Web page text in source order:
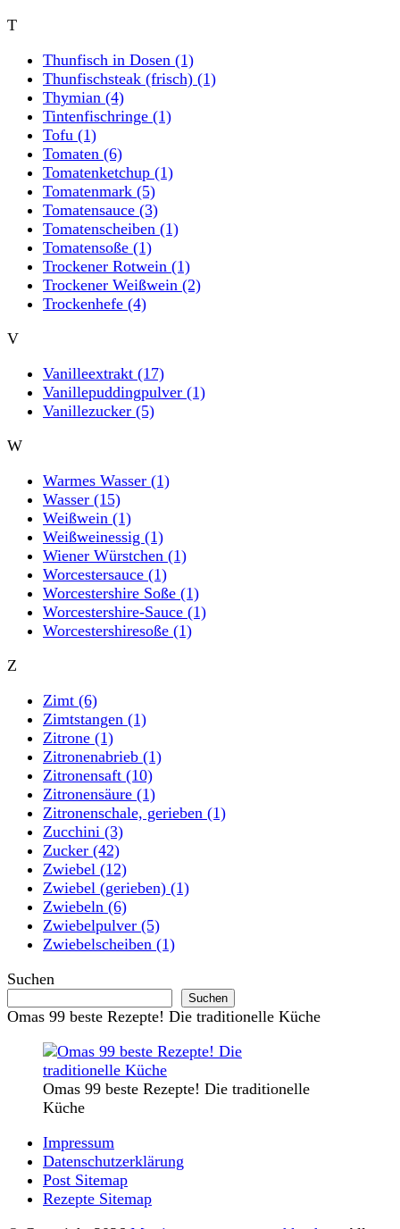
T
Thunfisch in Dosen (1)
Thunfischsteak (frisch) (1)
Thymian (4)
Tintenfischringe (1)
Tofu (1)
Tomaten (6)
Tomatenketchup (1)
Tomatenmark (5)
Tomatensauce (3)
Tomatenscheiben (1)
Tomatensoße (1)
Trockener Rotwein (1)
Trockener Weißwein (2)
Trockenhefe (4)
V
Vanilleextrakt (17)
Vanillepuddingpulver (1)
Vanillezucker (5)
W
Warmes Wasser (1)
Wasser (15)
Weißwein (1)
Weißweinessig (1)
Wiener Würstchen (1)
Worcestersauce (1)
Worcestershire Soße (1)
Worcestershire-Sauce (1)
Worcestershiresoße (1)
Z
Zimt (6)
Zimtstangen (1)
Zitrone (1)
Zitronenabrieb (1)
Zitronensaft (10)
Zitronensäure (1)
Zitronenschale, gerieben (1)
Zucchini (3)
Zucker (42)
Zwiebel (12)
Zwiebel (gerieben) (1)
Zwiebeln (6)
Zwiebelpulver (5)
Zwiebelscheiben (1)
Suchen
Suchen
Omas 99 beste Rezepte! Die traditionelle Küche
Omas 99 beste Rezepte! Die traditionelle
Küche
Impressum
Datenschutzerklärung
Post Sitemap
Rezepte Sitemap